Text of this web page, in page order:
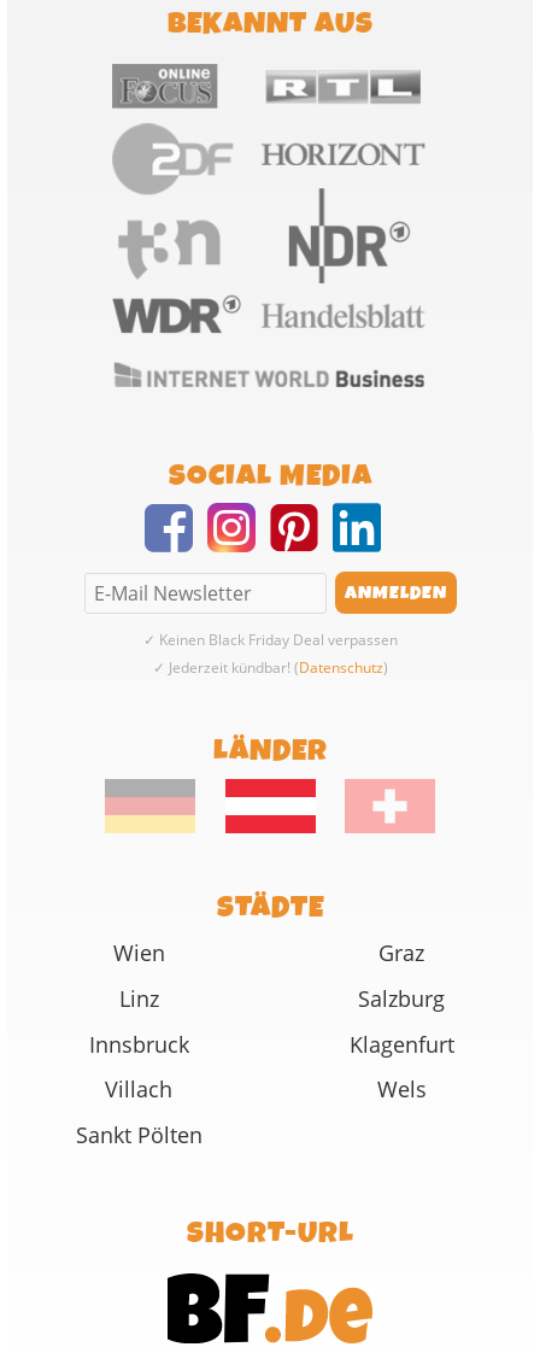
BEKANNT AUS
SOCIAL MEDIA
✓ Keinen Black Friday Deal verpassen
✓ Jederzeit kündbar! (Datenschutz)
LÄNDER
STÄDTE
Wien
Graz
Linz
Salzburg
Innsbruck
Klagenfurt
Villach
Wels
Sankt Pölten
SHORT-URL